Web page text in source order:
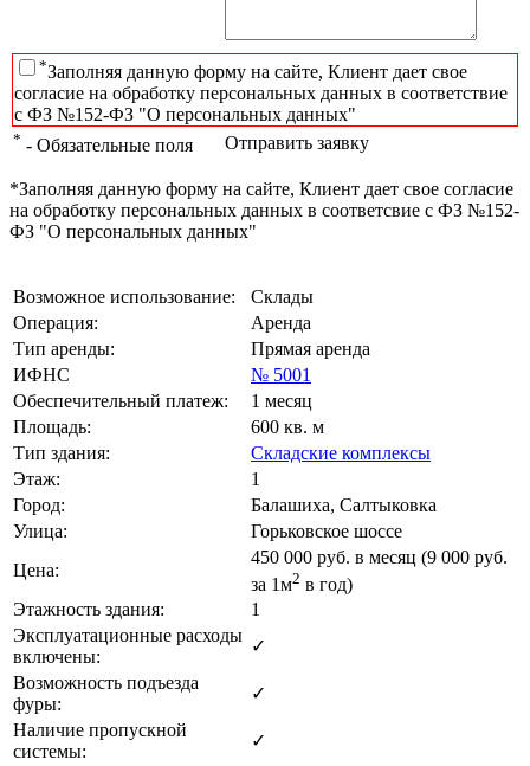
*Заполняя данную форму на сайте, Клиент дает свое
согласие на обработку персональных данных в соответствие
с ФЗ №152-ФЗ "О персональных данных"
* - Обязательные поля Отправить заявку
*Заполняя данную форму на сайте, Клиент дает свое согласие
на обработку персональных данных в соответсвие с ФЗ №152-
ФЗ "О персональных данных"
Возможное использование:
Склады
Операция:
Аренда
Тип аренды:
Прямая аренда
ИФНС
№ 5001
Обеспечительный платеж:
1 месяц
Площадь:
600 кв. м
Тип здания:
Складские комплексы
Этаж:
1
Город:
Балашиха, Салтыковка
Улица:
Горьковское шоссе
Цена:
450 000 руб. в месяц (9 000 руб.
за 1м2 в год)
Этажность здания:
1
Эксплуатационные расходы
включены:
✓
Возможность подъезда
фуры:
✓
Наличие пропускной
системы:
✓